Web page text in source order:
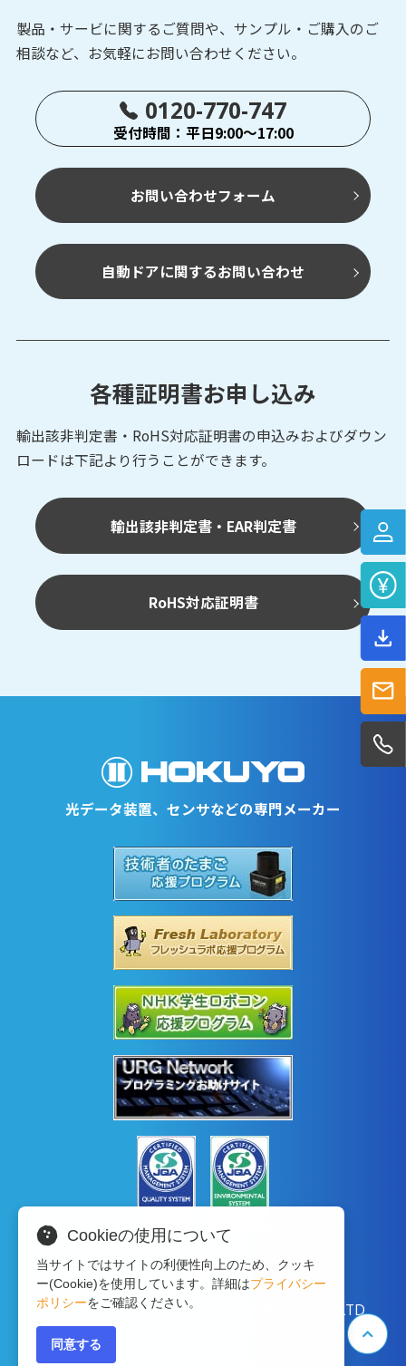
製品・サービに関するご質問や、サンプル・ご購入の ご
相談など、お気軽にお問い合わせください。
0120-770-747
受付時間：平日9:00～17:00
お問い合わせフォーム
自動ドアに関するお問い合わせ
各種証明書お申し込み
輸出該非判定書・RoHS対応証明書の申込みおよびダウン
ロードは下記より行うことができます。
輸出該非判定書・EAR判定書
RoHS対応証明書
光データ装置、センサなどの専門メーカー
Copyright © 2020 HOKUYO AUTOMATIC CO.LTD
Cookieの使用について
当サイトではサイトの利便性向上のため、クッキ
ー(Cookie)を使用しています。詳細はプライバシー
ポリシーをご確認ください。
同意する